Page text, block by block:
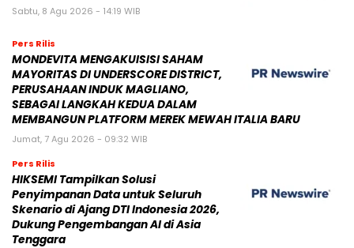
Sabtu, 8 Agu 2026 - 14:19 WIB
Pers Rilis
MONDEVITA MENGAKUISISI SAHAM
MAYORITAS DI UNDERSCORE DISTRICT,
PERUSAHAAN INDUK MAGLIANO,
SEBAGAI LANGKAH KEDUA DALAM
MEMBANGUN PLATFORM MEREK MEWAH ITALIA BARU
Jumat, 7 Agu 2026 - 09:32 WIB
Pers Rilis
HIKSEMI Tampilkan Solusi
Penyimpanan Data untuk Seluruh
Skenario di Ajang DTI Indonesia 2026,
Dukung Pengembangan AI di Asia
Tenggara